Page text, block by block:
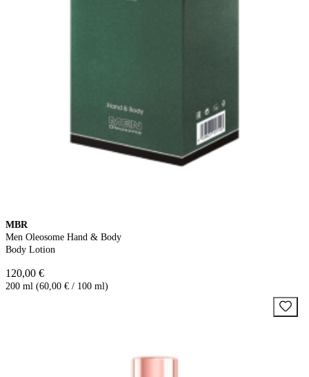
MBR
Men Oleosome Hand & Body
Body Lotion
120,00 €
200 ml (60,00 € / 100 ml)